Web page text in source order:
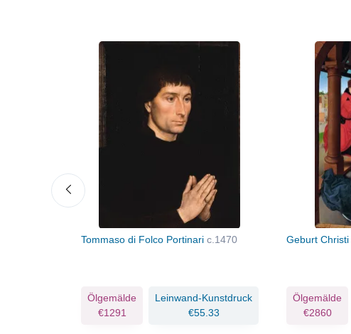
Tommaso di Folco Portinari c.1470
Ölgemälde
€1291
Leinwand-Kunstdruck
€55.33
Geburt Christi
Ölgemälde
€2860